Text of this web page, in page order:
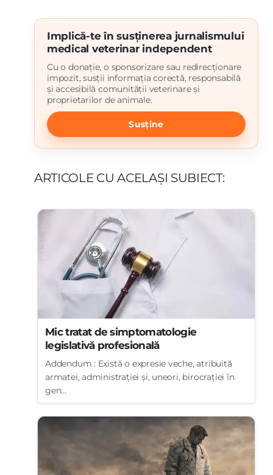
Implică-te în susținerea jurnalismului
medical veterinar independent
Cu o donație, o sponsorizare sau redirecționare
impozit, susții informația corectă, responsabilă
și accesibilă comunității veterinare și
proprietarilor de animale.
Susține
ARTICOLE CU ACELAȘI SUBIECT:
Mic tratat de simptomatologie
legislativă profesională
Addendum : Există o expresie veche, atribuită
armatei, administrației și, uneori, birocrației în
gen...